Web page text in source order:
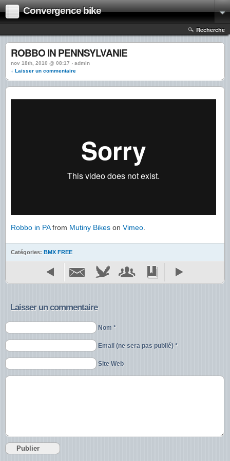
Convergence bike
Recherche
ROBBO IN PENNSYLVANIE
nov 18th, 2010 @ 08:17 › admin
↓ Laisser un commentaire
Robbo in PAfrom Mutiny Bikes on Vimeo
Catégories: BMX FREE
Laisser un commentaire
Nom *
Email (ne sera pas publié) *
Site Web